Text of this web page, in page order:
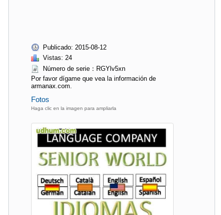
Publicado: 2015-08-12
Vistas: 24
Número de serie：RGYlv5xn
Por favor dígame que vea la información de
armanax.com.
Fotos
Haga clic en la imagen para ampliarla